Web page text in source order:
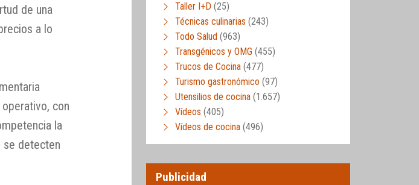
de una
a lo
con
la
se detecten
Taller I+D (25)
Técnicas culinarias (243)
Todo Salud (963)
Transgénicos y OMG (455)
Trucos de Cocina (477)
Turismo gastronómico (97)
Utensilios de cocina (1.657)
Vídeos (405)
Vídeos de cocina (496)
Publicidad